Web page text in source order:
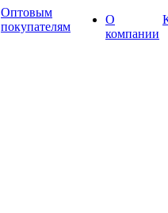
Оптовым
покупателям
О
компании